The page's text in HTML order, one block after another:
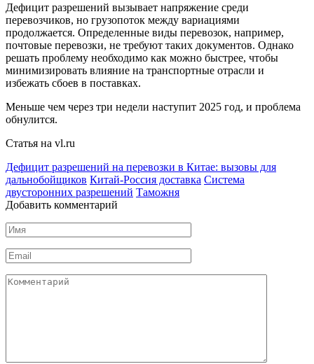
Дефицит разрешений вызывает напряжение среди
перевозчиков, но грузопоток между вариациями
продолжается. Определенные виды перевозок, например,
почтовые перевозки, не требуют таких документов. Однако
решать проблему необходимо как можно быстрее, чтобы
минимизировать влияние на транспортные отрасли и
избежать сбоев в поставках.
Меньше чем через три недели наступит 2025 год, и проблема
обнулится.
Статья на vl.ru
Дефицит разрешений на перевозки в Китае: вызовы для
дальнобойщиков Китай-Россия доставка Система
двусторонних разрешений Таможня
Добавить комментарий
Имя
*
Email
*
Комментарий